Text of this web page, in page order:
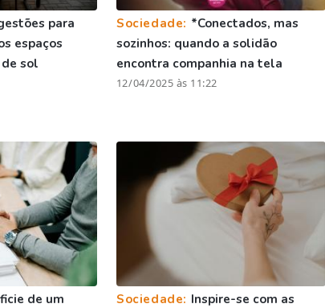
para
espaços
sol
Sociedade: *Conectados, mas
sozinhos: quando a solidão
encontra companhia na tela
12/04/2025 às 11:22
de um
Sociedade: Inspire-se com as